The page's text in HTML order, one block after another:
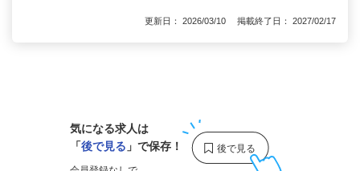
更新日： 2026/03/10 掲載終了日： 2027/02/17
気になる求人は
「後で見る 」で保存！